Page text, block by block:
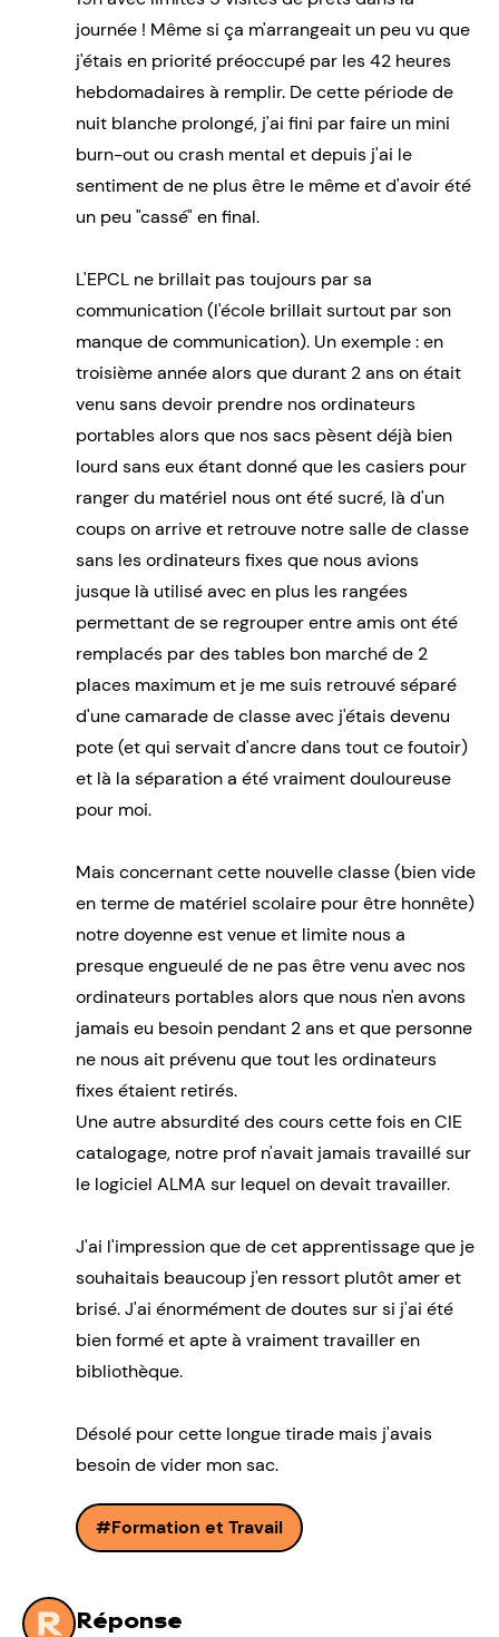
journée ! Même si ça m'arrangeait un peu vu que
j'étais en priorité préoccupé par les 42 heures
hebdomadaires à remplir. De cette période de
nuit blanche prolongé, j'ai fini par faire un mini
burn-out ou crash mental et depuis j'ai le
sentiment de ne plus être le même et d'avoir été
un peu "cassé" en final.
L'EPCL ne brillait pas toujours par sa
communication (l'école brillait surtout par son
manque de communication). Un exemple : en
troisième année alors que durant 2 ans on était
venu sans devoir prendre nos ordinateurs
portables alors que nos sacs pèsent déjà bien
lourd sans eux étant donné que les casiers pour
ranger du matériel nous ont été sucré, là d'un
coups on arrive et retrouve notre salle de classe
sans les ordinateurs fixes que nous avions
jusque là utilisé avec en plus les rangées
permettant de se regrouper entre amis ont été
remplacés par des tables bon marché de 2
places maximum et je me suis retrouvé séparé
d'une camarade de classe avec j'étais devenu
pote (et qui servait d'ancre dans tout ce foutoir)
et là la séparation a été vraiment douloureuse
pour moi.
Mais concernant cette nouvelle classe (bien vide
en terme de matériel scolaire pour être honnête)
notre doyenne est venue et limite nous a
presque engueulé de ne pas être venu avec nos
ordinateurs portables alors que nous n'en avons
jamais eu besoin pendant 2 ans et que personne
ne nous ait prévenu que tout les ordinateurs
fixes étaient retirés.
Une autre absurdité des cours cette fois en CIE
catalogage, notre prof n'avait jamais travaillé sur
le logiciel ALMA sur lequel on devait travailler.
J'ai l'impression que de cet apprentissage que je
souhaitais beaucoup j'en ressort plutôt amer et
brisé. J'ai énormément de doutes sur si j'ai été
bien formé et apte à vraiment travailler en
bibliothèque.
Désolé pour cette longue tirade mais j'avais
besoin de vider mon sac.
Formation et Travail
Réponse